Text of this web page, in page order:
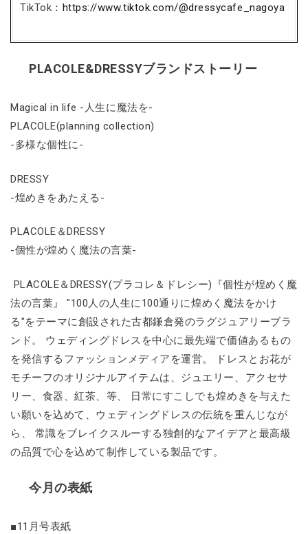
TikTok： https://www.tiktok.com/@dressycafe_nagoya
PLACOLE&DRESSYブランドストーリー
Magical in life -人生に魔法を-
PLACOLE(planning collection)
-多様な個性に-
DRESSY
-煌めきをあたえる-
PLACOLE＆DRESSY
-個性が煌めく魔法の言葉-
PLACOLE＆DRESSY(プラコレ＆ドレシー)『個性が煌めく魔
法の言葉』 "100人の人生に100通りに煌めく魔法をかけ
る"をテーマに創設された古都鎌倉発のラグジュアリーブラ
ンド。 ウェディングドレスを中心に最先端で価値あるもの
を発信するファッションメディアを運営。 ドレスとお花が
モチーフのオリジナルアイテムは、ジュエリー、アクセサ
リー、食器、紅茶、等、 日常にすこしでも煌めきを与えた
い願いを込めて、ウェディングドレスの伝統を重んじなが
ら、 常識をブレイクスルーする独創的なアイデアと最高級
の品質で心を込めて制作している製品です。
今月の表紙
■11月号表紙